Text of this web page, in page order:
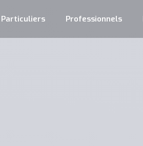
Particuliers Professionnels